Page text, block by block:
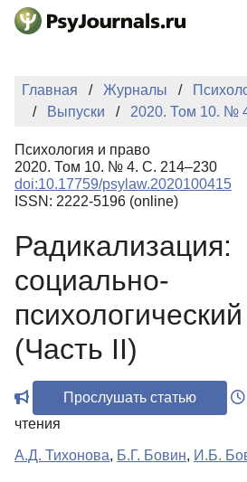
Перейти к основному содержанию
НОВОСТИ
ИЗДАНИЯ
ПОДАТЬ
БАЗА
КЛЮЧЕВЫЕ
Регистрация
Главная Журналы
Выпуски
2020. Том 10. №
Психология и право
2020. Том 10. № 4. С. 214–230
doi:10.17759/psylaw.2020100415
ISSN: 2222-5196 (online)
Радикализация:
социально-
(Часть II)
Прослушать статью
чтения
А.Д. Тихонова, Б.Г. Бовин, И.Б.